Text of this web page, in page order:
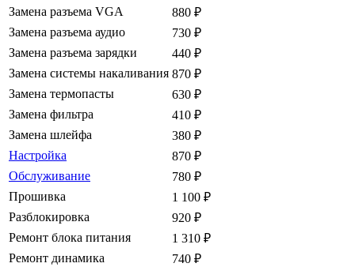
Замена разъема VGA
880 ₽
Замена разъема аудио
730 ₽
Замена разъема зарядки
440 ₽
Замена системы накаливания 870 ₽
Замена термопасты
630 ₽
Замена фильтра
410 ₽
Замена шлейфа
380 ₽
Настройка
870 ₽
Обслуживание
780 ₽
Прошивка
1 100 ₽
Разблокировка
920 ₽
Ремонт блока питания
1 310 ₽
Ремонт динамика
740 ₽